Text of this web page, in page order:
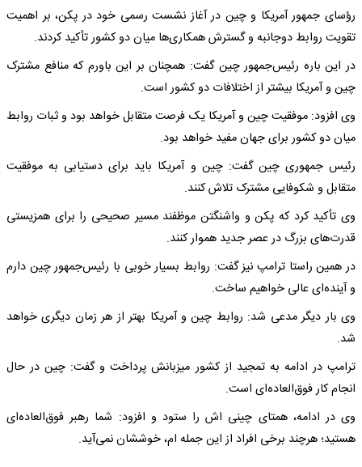
رؤسای جمهور آمریکا و چین در آغاز نشست رسمی خود در پکن، بر اهمیت
تقویت روابط دوجانبه و گسترش همکاری‌ها میان دو کشور تأکید کردند.
در این باره رئیس‌جمهور چین گفت: همچنان بر این باورم که منافع مشترک
چین و آمریکا بیشتر از اختلافات دو کشور است.
وی افزود: موفقیت چین و آمریکا یک فرصت متقابل خواهد بود و ثبات روابط
میان دو کشور برای جهان مفید خواهد بود.
رئیس جمهوری چین گفت: چین و آمریکا باید برای دستیابی به موفقیت
متقابل و شکوفایی مشترک تلاش کنند.
وی تأکید کرد که پکن و واشنگتن موظفند مسیر صحیحی را برای همزیستی
قدرت‌های بزرگ در عصر جدید هموار کنند.
در همین راستا ترامپ نیز گفت: روابط بسیار خوبی با رئیس‌جمهور چین دارم
و آینده‌ای عالی خواهیم ساخت.
وی بار دیگر مدعی شد: روابط چین و آمریکا بهتر از هر زمان دیگری خواهد
شد.
ترامپ در ادامه به تمجید از کشور میزبانش پرداخت و گفت: چین در حال
انجام کار فوق‌العاده‌ای است.
وی در ادامه، همتای چینی اش را ستود و افزود: شما رهبر فوق‌العاده‌ای
هستید؛ هرچند برخی افراد از این جمله ام، خوششان نمی‌آید.